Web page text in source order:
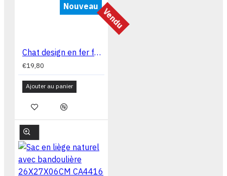
Nouveau
Vendu
Chat design en fer forgé décoratif Chat24
€19,80
Ajouter au panier